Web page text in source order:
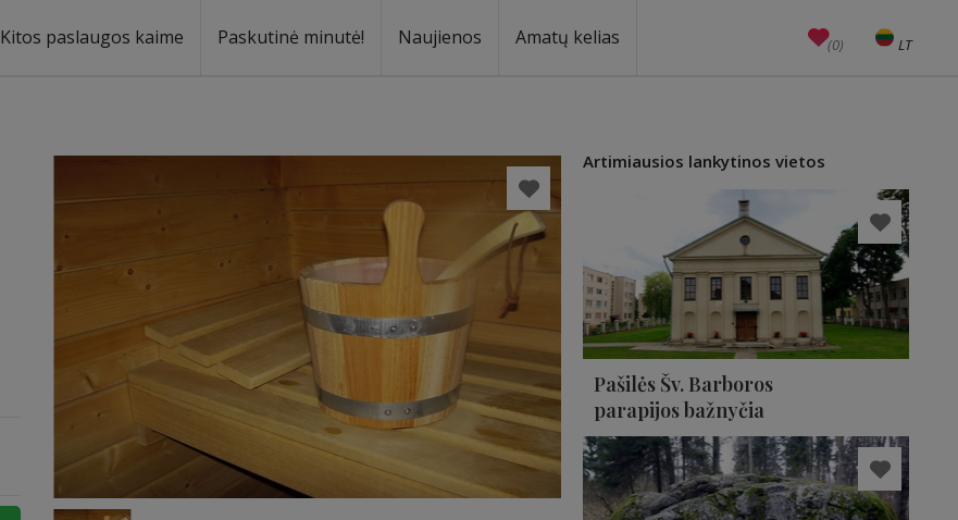
Kitos paslaugos kaime Paskutinė minutė! Naujienos Amatų kelias (0) LT
EN
Artimiausios lankytinos vietos
Pašilės Šv. Barboros
parapijos bažnyčia